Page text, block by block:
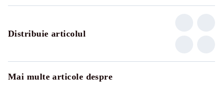
Distribuie articolul
Mai multe articole despre